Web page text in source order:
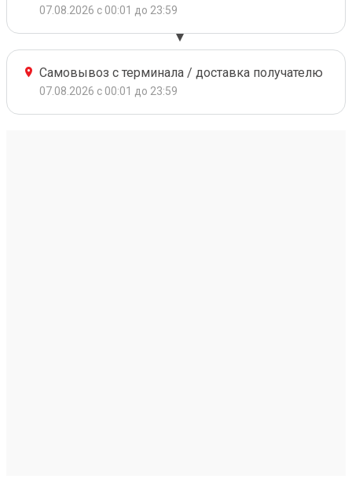
07.08.2026 с 00:01 до 23:59
Самовывоз с терминала / доставка получателю
07.08.2026 с 00:01 до 23:59